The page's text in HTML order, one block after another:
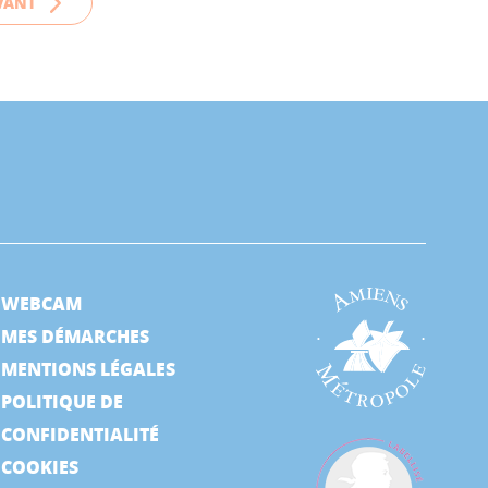
WEBCAM
MES DÉMARCHES
MENTIONS LÉGALES
POLITIQUE DE
CONFIDENTIALITÉ
COOKIES